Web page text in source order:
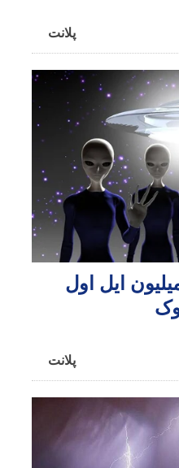
پلانت
ایل اول
پلانت